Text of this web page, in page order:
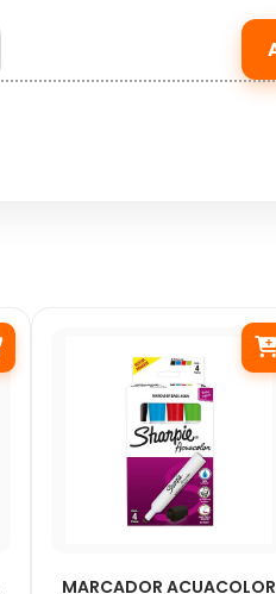
MARCADOR ACUACOLOR